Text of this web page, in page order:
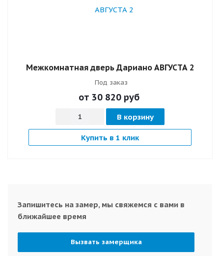
Межкомнатная дверь Дариано АВГУСТА 2
Под заказ
от 30 820 руб
В корзину
Купить в 1 клик
Запишитесь на замер, мы свяжемся с вами в
ближайшее время
Вызвать замерщика